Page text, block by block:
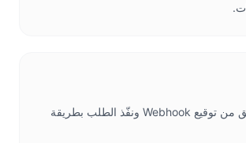
بعد التأكيد، تحقق من توقيع Webhook ونفّذ الطلب بطريقة